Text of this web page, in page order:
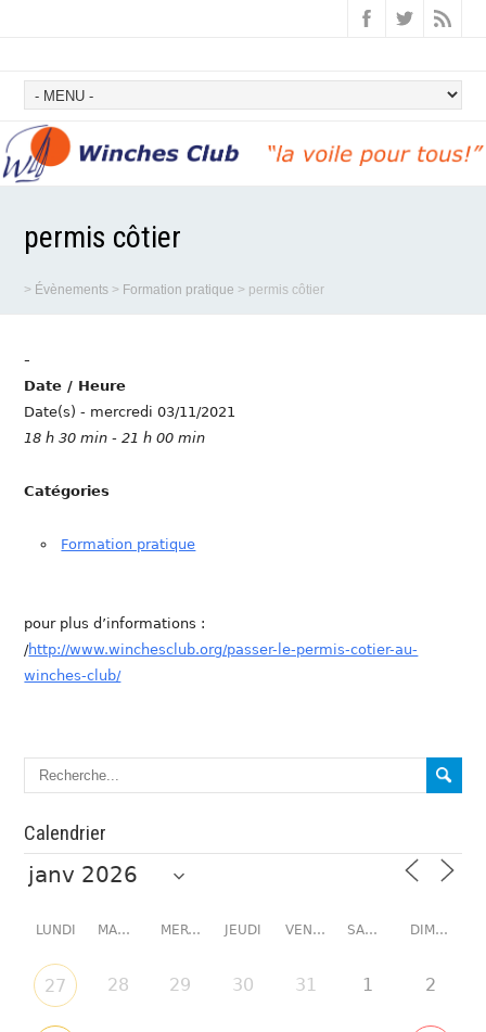
permis côtier
> Évènements > Formation pratique > permis côtier
-
Date / Heure
Date(s) - mercredi 03/11/2021
18 h 30 min - 21 h 00 min
Catégories
Formation pratique
pour plus d’informations :
/http://www.winchesclub.org/passer-le-permis-cotier-au-
winches-club/
Calendrier
LUNDI MARDI MERCREDI JEUDI VENDREDI SAMEDI DIMANCHE
27 28 29 30 31 1 2